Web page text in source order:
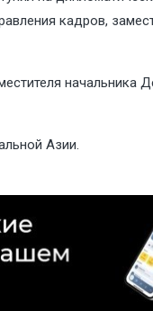
кадров,
начальника
Азии.